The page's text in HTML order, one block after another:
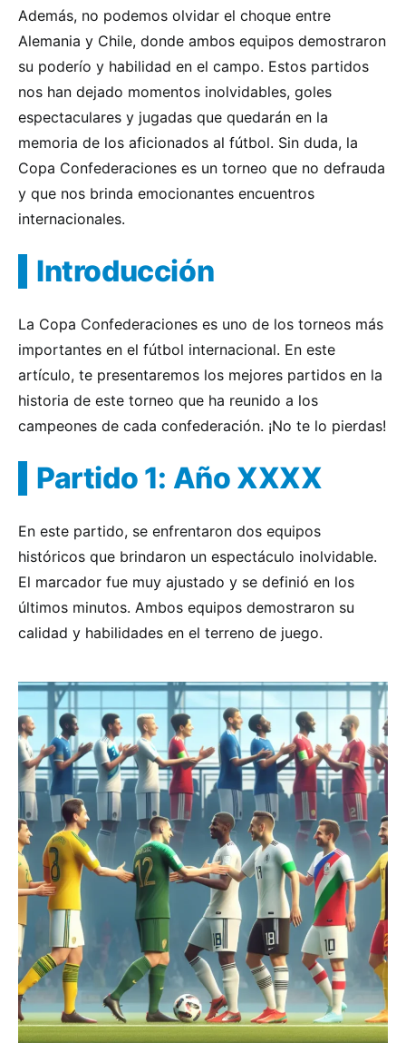
Además, no podemos olvidar el choque entre
Alemania y Chile, donde ambos equipos demostraron
su poderío y habilidad en el campo. Estos partidos
nos han dejado momentos inolvidables, goles
espectaculares y jugadas que quedarán en la
memoria de los aficionados al fútbol. Sin duda, la
Copa Confederaciones es un torneo que no defrauda
y que nos brinda emocionantes encuentros
internacionales.
Introducción
La Copa Confederaciones es uno de los torneos más
importantes en el fútbol internacional. En este
artículo, te presentaremos los mejores partidos en la
historia de este torneo que ha reunido a los
campeones de cada confederación. ¡No te lo pierdas!
Partido 1: Año XXXX
En este partido, se enfrentaron dos equipos
históricos que brindaron un espectáculo inolvidable.
El marcador fue muy ajustado y se definió en los
últimos minutos. Ambos equipos demostraron su
calidad y habilidades en el terreno de juego.